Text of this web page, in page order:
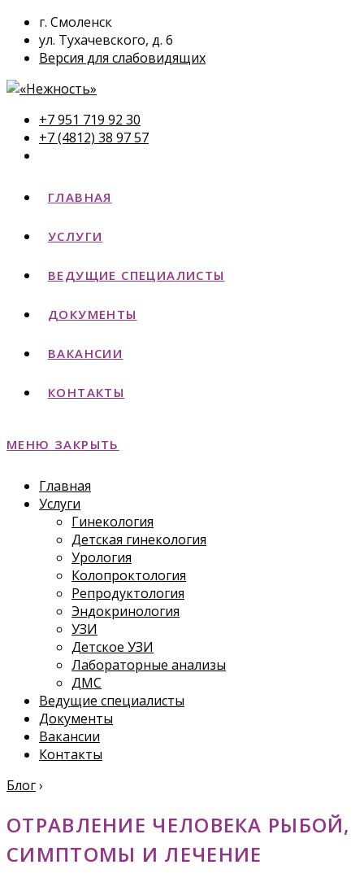
г. Смоленск
ул. Тухачевского, д. 6
Версия для слабовидящих
+7 951 719 92 30
+7 (4812) 38 97 57
ГЛАВНАЯ
УСЛУГИ
ВЕДУЩИЕ СПЕЦИАЛИСТЫ
ДОКУМЕНТЫ
ВАКАНСИИ
КОНТАКТЫ
МЕНЮ ЗАКРЫТЬ
Главная
Услуги
Гинекология
Детская гинекология
Урология
Колопроктология
Репродуктология
Эндокринология
УЗИ
Детское УЗИ
Лабораторные анализы
ДМС
Ведущие специалисты
Документы
Вакансии
Контакты
Блог›
ОТРАВЛЕНИЕ ЧЕЛОВЕКА РЫБОЙ,
СИМПТОМЫ И ЛЕЧЕНИЕ